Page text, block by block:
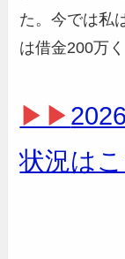
た。今では私
は借金200万
▶▶
状況は